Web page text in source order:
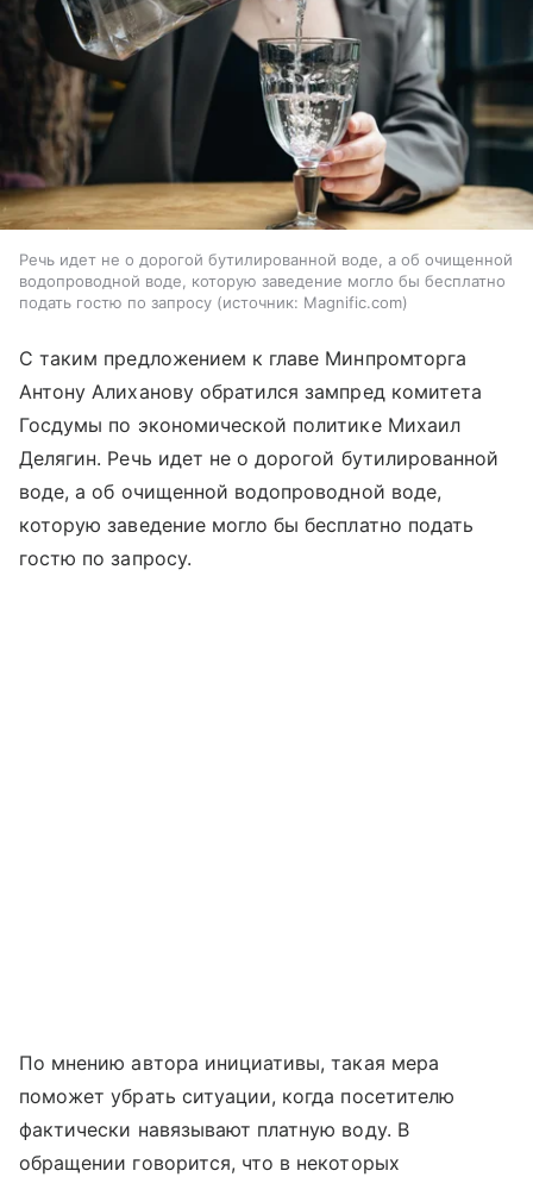
Речь идет не о дорогой бутилированной воде, а об очищенной
водопроводной воде, которую заведение могло бы бесплатно
подать гостю по запросу
источник: Magnific.com
С таким предложением к главе Минпромторга
Антону Алиханову обратился зампред комитета
Госдумы по экономической политике Михаил
Делягин. Речь идет не о дорогой бутилированной
воде, а об очищенной водопроводной воде,
которую заведение могло бы бесплатно подать
гостю по запросу.
По мнению автора инициативы, такая мера
поможет убрать ситуации, когда посетителю
фактически навязывают платную воду. В
обращении говорится, что в некоторых